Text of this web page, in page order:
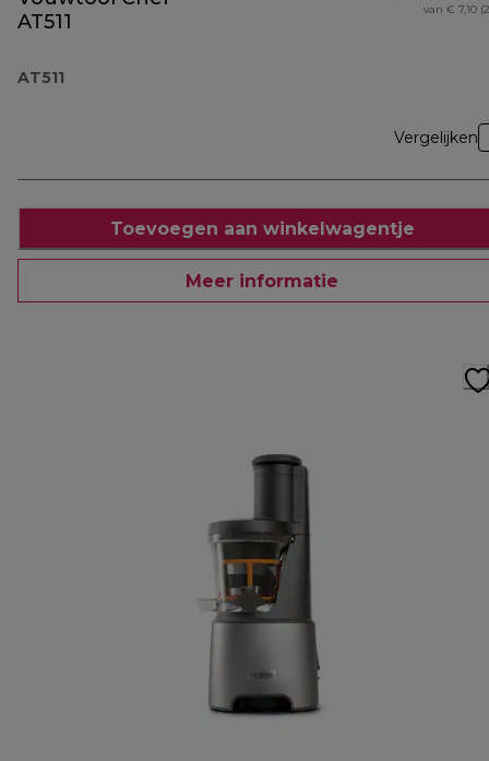
AT511
AT511
van € 7,10
Vergelijken
Toevoegen aan winkelwagentje
Meer informatie